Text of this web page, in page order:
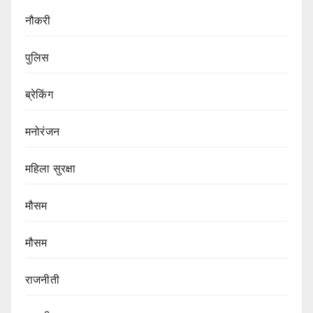
नौकरी
पुलिस
ब्रेकिंग
मनोरंजन
महिला सुरक्षा
मौसम
मौसम
राजनीती